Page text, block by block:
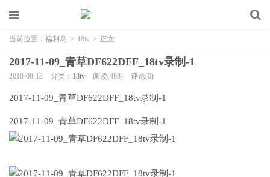
当前位置： 福利岛 > 18tv > 正文
2017-11-09_青草DF622DFF_18tv录制-1
2018-08-13 分类： 18tv 阅读(488) 评论(0)
2017-11-09_青草DF622DFF_18tv录制-1
2017-11-09_青草DF622DFF_18tv录制-1